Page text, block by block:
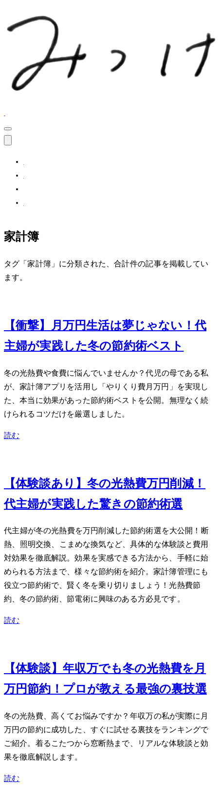
家計簿
タグ「家計簿」に分類された、合計 3 件の記事を掲載してい
ます。
【衝撃】月5万円生活は夢じゃない！40代
主婦が実践した冬の節約術ベスト5
冬の光熱費や食費に悩んでいませんか？40代2児の母である私
が、家計簿アプリを活用し「やりくり費月5万円」を実現し
た、本当に効果があった節約術ベスト5を公開。無理なく続
けられるコツだけを厳選しました。
読む
【体験談あり】冬の光熱費3万円削減！40
代主婦が実践した驚きの節約術7選
40代主婦が冬の光熱費を3万円削減した節約術7選を大公開！断
熱、LED照明交換、こまめな換気など、具体的な体験談と費用
対効果を徹底解説。効果を実感できる方法から、手軽に始
められる方法まで、様々な節約術を紹介。家計簿管理にも
役立つ節約術で、賢く冬を乗り切りましょう！光熱費節
約、冬の節約術、節電術に興味のある方必見です。
読む
【体験談】年収300万でも冬の光熱費を月1
万円節約！プロが教える最強の裏技5選
冬の光熱費、高くてお悩みですか？年収300万の私が実際に月1
万円の節約に成功した、すぐに試せる裏技をランキングで
ご紹介。着るこたつから窓断熱まで、リアルな体験談と効
果を徹底解説します。
読む